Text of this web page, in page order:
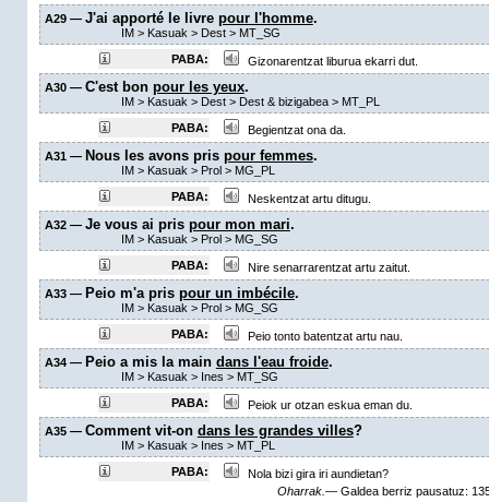
A29 — J'ai apporté le livre pour l'homme.
IM> Kasuak > Dest> MT_SG
PABA:
Gizonarentzat liburua ekarri dut.
A30 — C'est bon pour les yeux.
IM> Kasuak > Dest> Dest & bizigabea> MT_PL
PABA:
Begientzat ona da.
A31 — Nous les avons pris pour femmes.
IM> Kasuak > Prol> MG_PL
PABA:
Neskentzat artu ditugu.
A32 — Je vous ai pris pour mon mari.
IM> Kasuak > Prol> MG_SG
PABA:
Nire senarrarentzat artu zaitut.
A33 — Peio m'a pris pour un imbécile.
IM> Kasuak > Prol> MG_SG
PABA:
Peio tonto batentzat artu nau.
A34 — Peio a mis la main dans l'eau froide.
IM> Kasuak > Ines > MT_SG
PABA:
Peiok ur otzan eskua eman du.
A35 — Comment vit-on dans les grandes villes?
IM> Kasuak > Ines > MT_PL
PABA:
Nola bizi gira iri aundietan?
Oharrak.—Galdea berriz pausatuz: